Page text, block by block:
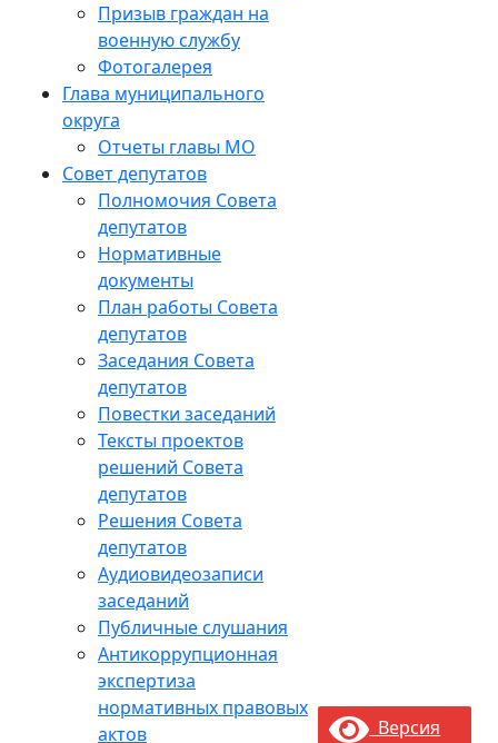
Призыв граждан на
военную службу
Фотогалерея
Глава муниципального
округа
Отчеты главы МО
Совет депутатов
Полномочия Совета
депутатов
Нормативные
документы
План работы Совета
депутатов
Заседания Cовета
депутатов
Повестки заседаний
Тексты проектов
решений Совета
депутатов
Решения Совета
депутатов
Аудиовидеозаписи
заседаний
Публичные слушания
Антикоррупционная
экспертиза
нормативных правовых
актов
Версия